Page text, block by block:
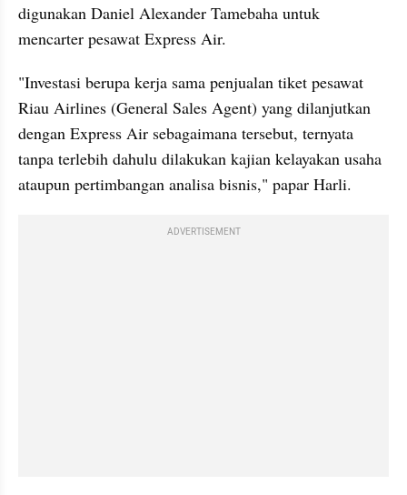
digunakan Daniel Alexander Tamebaha untuk
mencarter pesawat Express Air.
"Investasi berupa kerja sama penjualan tiket pesawat
Riau Airlines (General Sales Agent) yang dilanjutkan
dengan Express Air sebagaimana tersebut, ternyata
tanpa terlebih dahulu dilakukan kajian kelayakan usaha
ataupun pertimbangan analisa bisnis," papar Harli.
ADVERTISEMENT